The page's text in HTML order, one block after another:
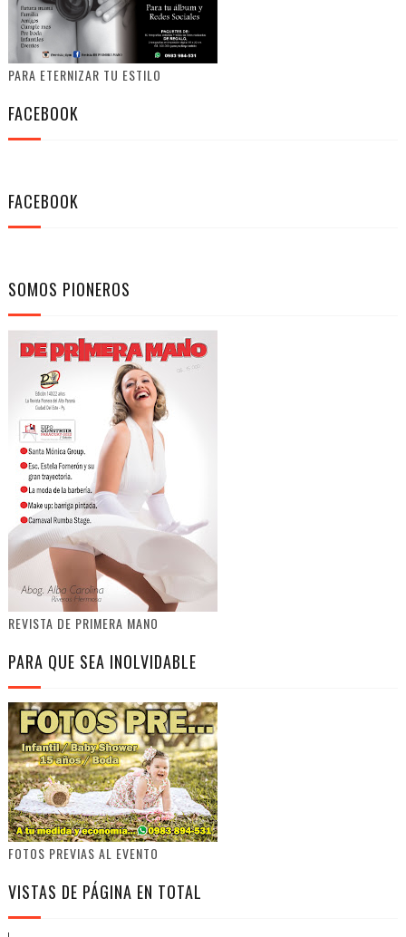
PARA ETERNIZAR TU ESTILO
FACEBOOK
FACEBOOK
SOMOS PIONEROS
REVISTA DE PRIMERA MANO
PARA QUE SEA INOLVIDABLE
FOTOS PREVIAS AL EVENTO
VISTAS DE PÁGINA EN TOTAL